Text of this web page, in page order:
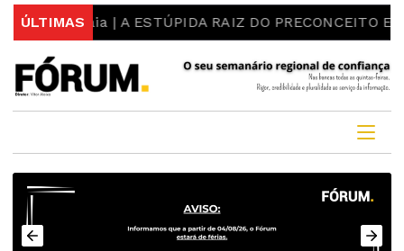
ÚLTIMAS
| A ESTÚPIDA RAIZ DO PRECONCEITO E DO